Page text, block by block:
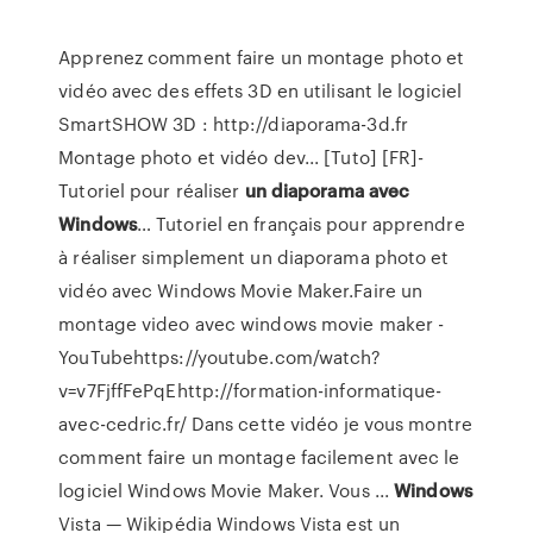
Apprenez comment faire un montage photo et
vidéo avec des effets 3D en utilisant le logiciel
SmartSHOW 3D : http://diaporama-3d.fr
Montage photo et vidéo dev... [Tuto] [FR]-
Tutoriel pour réaliser un diaporama avec
Windows… Tutoriel en français pour apprendre
à réaliser simplement un diaporama photo et
vidéo avec Windows Movie Maker.Faire un
montage video avec windows movie maker -
YouTubehttps://youtube.com/watch?
v=v7FjffFePqEhttp://formation-informatique-
avec-cedric.fr/ Dans cette vidéo je vous montre
comment faire un montage facilement avec le
logiciel Windows Movie Maker. Vous ...Windows
Vista — Wikipédia Windows Vista est un